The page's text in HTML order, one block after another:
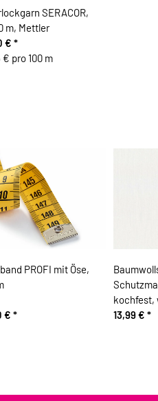
SERACOR,
m, Mettler
€ *
€ pro 100 m
PROFI mit Öse,
€ *
kochfest,
13,99 € *